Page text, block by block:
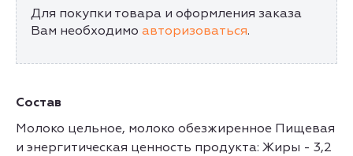
Для покупки товара и оформления заказа
Вам необходимо авторизоваться.
Состав
Молоко цельное, молоко обезжиренное Пищевая
и энергитическая ценность продукта: Жиры - 3,2